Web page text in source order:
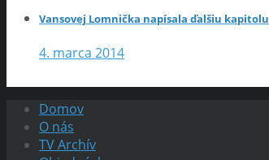
Vansovej Lomnička napísala ďalšiu kapitolu
4. marca 2014
Domov
O nás
TV Archív